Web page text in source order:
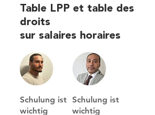
Table LPP et table des
droits
sur salaires horaires
Schulung ist
wichtig
Schulung ist
wichtig